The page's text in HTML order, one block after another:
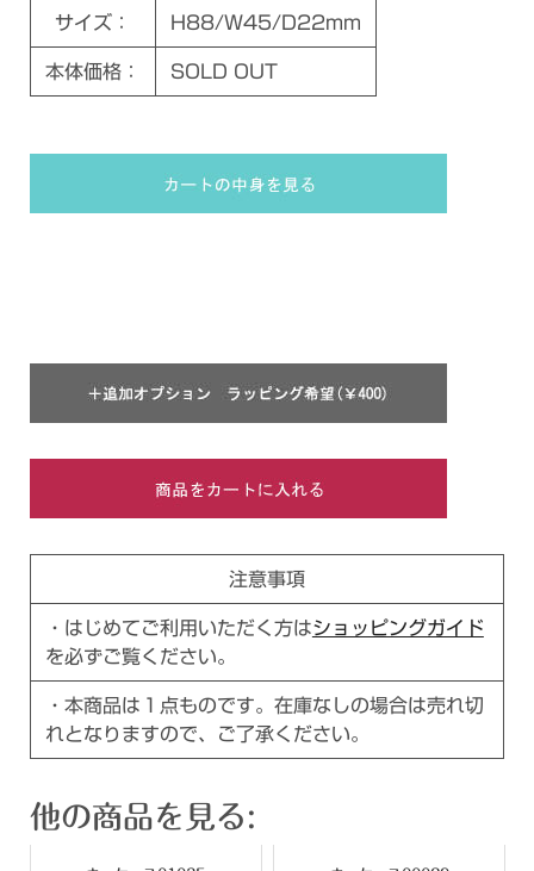
サイズ： H88/W45/D22mm
本体価格： SOLD OUT
注意事項
・はじめてご利用いただく方はショッピングガイド
を必ずご覧ください。
・本商品は１点ものです。在庫なしの場合は売れ切
れとなりますので、ご了承ください。
他の商品を見る: